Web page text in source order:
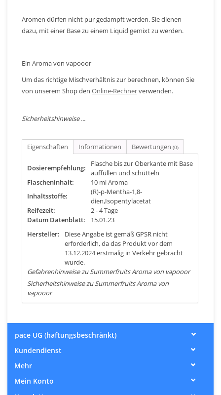
Aromen dürfen nicht pur gedampft werden. Sie dienen
dazu, mit einer Base zu einem Liquid gemixt zu werden.
Ein Aroma von vapooor
Um das richtige Mischverhältnis zur berechnen, können Sie
von unserem Shop den Online-Rechnerverwenden.
Sicherheitshinweise ...
Eigenschaften Informationen Bewertungen (0)
Dosierempfehlung:
Flasche bis zur Oberkante mit Base
auffüllen und schütteln
Flascheninhalt:
10 ml Aroma
Inhaltsstoffe:
(R)-p-Mentha-1,8-
dien,Isopentylacetat
Reifezeit:
2 - 4 Tage
Datum Datenblatt:
15.01.23
Hersteller:
Diese Angabe ist gemäß GPSR nicht
erforderlich, da das Produkt vor dem
13.12.2024 erstmalig in Verkehr gebracht
wurde.
Gefahrenhinweise zu Summerfruits Aroma von vapooor
Sicherheitshinweise zu Summerfruits Aroma von
vapooor
pace UG (haftungsbeschränkt)
Kundendienst
Mehr
Mein Konto